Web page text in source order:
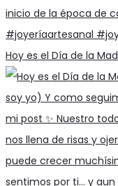
Hoy es el Día de la